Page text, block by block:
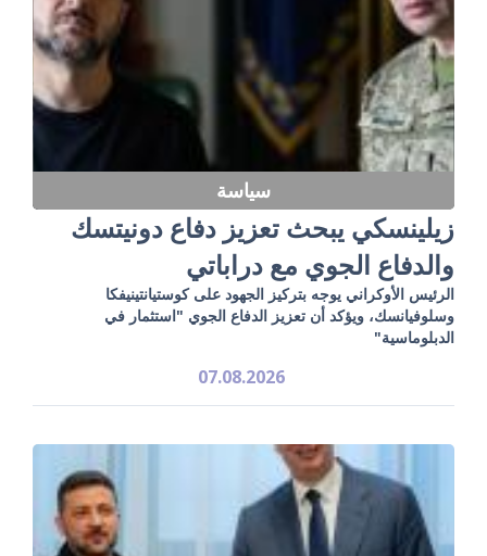
سياسة
زيلينسكي يبحث تعزيز دفاع دونيتسك
والدفاع الجوي مع دراباتي
الرئيس الأوكراني يوجه بتركيز الجهود على كوستيانتينيفكا
وسلوفيانسك، ويؤكد أن تعزيز الدفاع الجوي "استثمار في
الدبلوماسية"
07.08.2026